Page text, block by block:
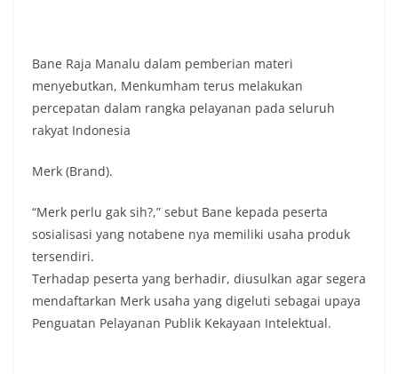
bendera, kegiatan sambang DDS ini juga
dimanfaatkan sebagai sarana deteksi dini (early
warning) guna mengantisipasi potensi gangguan
keamanan dan ketertiban masyarakat
(Kamtibmas) di lingkungan tempat tinggal warga.
Bhabinkamtibmas dapat menghimpun informasi
maupun hal-hal yang dapat mengganggu
kondusivitas wilayah, khususnya menjelang
perayaan HUT Kemerdekaan RI yang biasanya
diwarnai dengan berbagai kegiatan dan
keramaian warga.‎‎Dengan adanya deteksi dini ini,
diharapkan potensi gangguan keamanan dapat
diantisipasi sejak awal sehingga situasi di
Kelurahan Sunggal tetap terjaga aman, tertib,
Bane Raja Manalu dalam pemberian materi
menyebutkan, Menkumham terus melakukan
percepatan dalam rangka pelayanan pada seluruh
rakyat Indonesia
Merk (Brand).
“Merk perlu gak sih?,” sebut Bane kepada peserta
sosialisasi yang notabene nya memiliki usaha produk
tersendiri.
Terhadap peserta yang berhadir, diusulkan agar segera
mendaftarkan Merk usaha yang digeluti sebagai upaya
Penguatan Pelayanan Publik Kekayaan Intelektual.